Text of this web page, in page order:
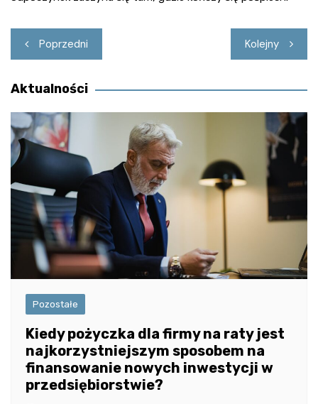
Nawigacja
wpisu
Poprzedni Kolejny
Aktualności
Pozostałe
Kiedy pożyczka dla firmy na raty jest
najkorzystniejszym sposobem na
finansowanie nowych inwestycji w
przedsiębiorstwie?